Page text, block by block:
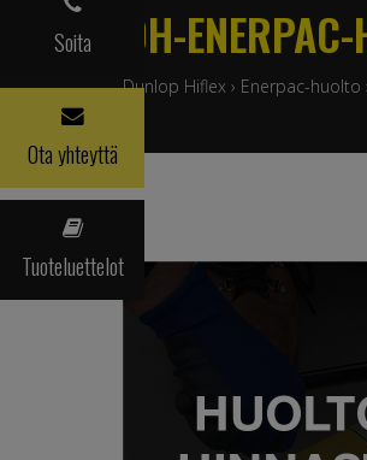
Soita
Ota yhteyttä
Tuoteluettelot
DH-
Dunlop Hiflex › Enerpac-huolto